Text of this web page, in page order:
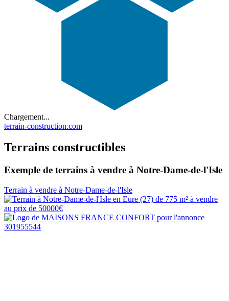
Chargement...
terrain-construction.com
Terrains constructibles
Exemple de terrains à vendre à Notre-Dame-de-l'Isle
Terrain à vendre à Notre-Dame-de-l'Isle